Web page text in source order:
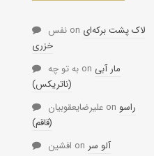
نفس on لاک پشت برکه‌ای
خزری
به تو چه on مار آبی
(ناتریکس)
علیرضایعقوبیان on راسو
(قاقم)
افشین on آلو سر